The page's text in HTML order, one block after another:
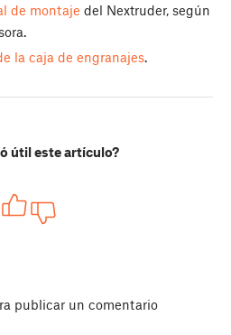
de montaje del Nextruder, según
la caja de engranajes.
útil este artículo?
publicar un comentario